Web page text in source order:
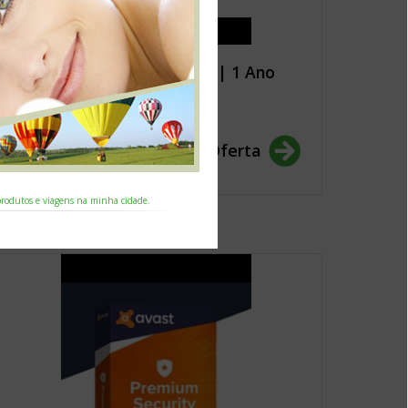
Kaspersky Standard 3 PC's | 1 Ano
26.50€ Ver Oferta
e viagens na minha cidade.